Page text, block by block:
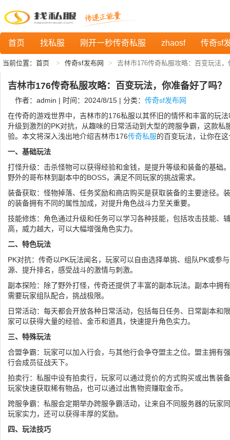
首页 找私服 刚开一秒传奇私服 zhaosf 传奇sf
当前位置： 首页 传奇sf发布网 吉林市176传奇私服攻略：百变玩法
吉林市176传奇私服攻略：百变玩法，你准备好了吗？
作者：admin | 时间：2024/8/15 | 分类： 传奇sf发布网
在传奇的游戏世界中，吉林市的176私服以其怀旧的情怀和丰富的玩
升级到激烈的PK对抗，从趣味的日常活动到大型的跨服争霸，这款私
验。本文将深入浅出地介绍吉林市176传奇私服的百变玩法，让你在
一、基础玩法
打怪升级：击杀怪物可以获得经验和金钱，是提升等级和装备的基础
野外的哥布林到副本中的BOSS，满足不同玩家的挑战需求。
装备获取：怪物掉落、任务奖励和商店购买是获取装备的主要途径。
的装备拥有不同的属性加成，对提升角色战斗力至关重要。
技能修炼：角色通过升级和任务可以学习各种技能，包括攻击技能、
高，威力越大，可以大幅增强角色实力。
二、特色玩法
PK对抗：传奇以PK玩法闻名，玩家可以自由选择单挑、组队PK或参
源、提升排名，感受战斗的激情与刺激。
副本探险：除了野外打怪，传奇还提供了丰富的副本玩法。副本中拥
需要玩家组队配合，挑战极限。
日常活动：每天都会开放各种日常活动，包括每日任务、日常副本和
家可以获得大量的经验、金币和道具，快速提升角色实力。
三、特殊玩法
合盟争霸：玩家可以加入行会，与其他行会争夺盟主之位。盟主拥有
行会成员征战天下。
拍卖行：私服中设有拍卖行，玩家可以通过竞价的方式购买或出售装
玩家快速获取稀有物品，也可以通过出售物资赚取金币。
跨服争霸：私服会定期举办跨服争霸活动，让来自不同服务器的玩家
玩家实力，还可以获得丰厚的奖励。
四、玩法技巧